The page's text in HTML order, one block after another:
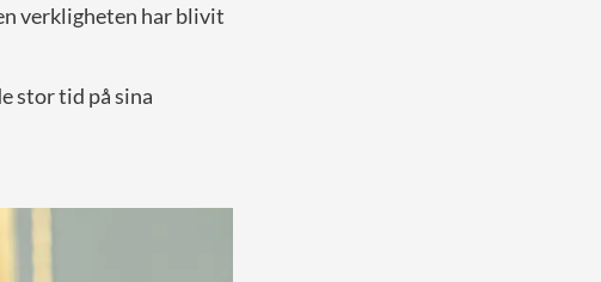
verkligheten har blivit
stor tid på sina